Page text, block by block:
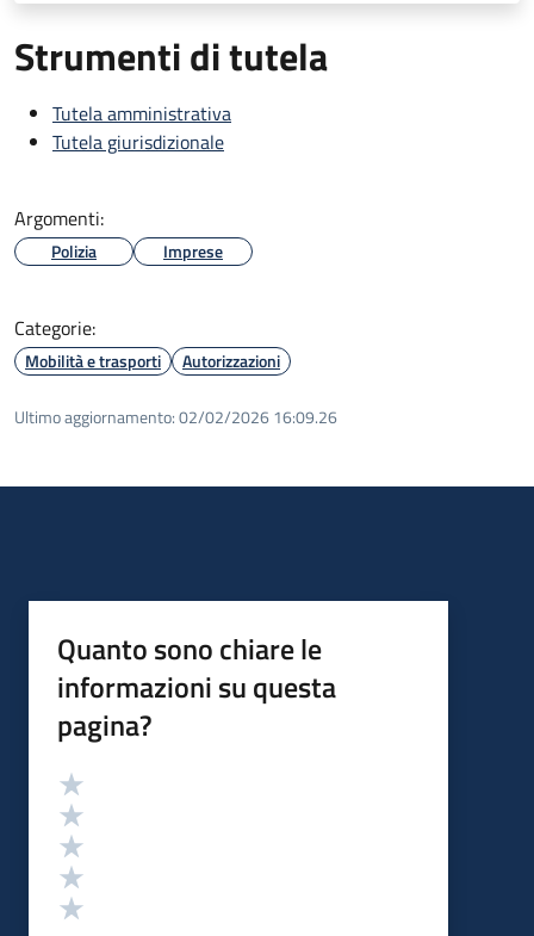
Strumenti di tutela
Tutela amministrativa
Tutela giurisdizionale
Argomenti:
Polizia Imprese
Categorie:
Mobilità e trasporti Autorizzazioni
Ultimo aggiornamento:02/02/2026 16:09.26
Quanto sono chiare le
informazioni su questa
pagina?
Valutazione